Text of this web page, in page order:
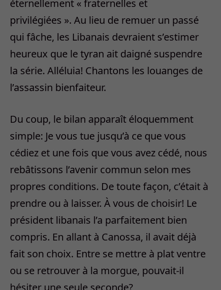
éternellement « fraternelles et
privilégiées ». Au lieu de remuer un passé
qui fâche, les Libanais devraient s’estimer
heureux que le tyran ait daigné suspendre
la série. Alléluia! Chantons les louanges de
l’assassin bienfaiteur.
Du coup, le bilan apparaît éloquemment
simple: Je vous tue jusqu’à ce que vous
cédiez et une fois que vous avez cédé, nous
rebâtissons l’avenir commun selon mes
propres conditions. De toute façon, c’était à
prendre ou à laisser. À vous de choisir! Le
président libanais l’a parfaitement bien
compris. En allant à Canossa, il avait déjà
fait son choix. Entre se mettre à plat ventre
ou se retrouver à la morgue, pouvait-il